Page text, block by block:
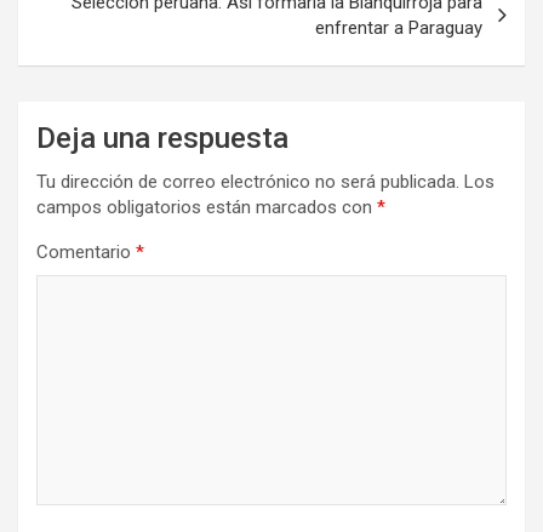
enfrentar a Paraguay
Deja una respuesta
Tu dirección de correo electrónico no será publicada. Los
campos obligatorios están marcados con *
Comentario *